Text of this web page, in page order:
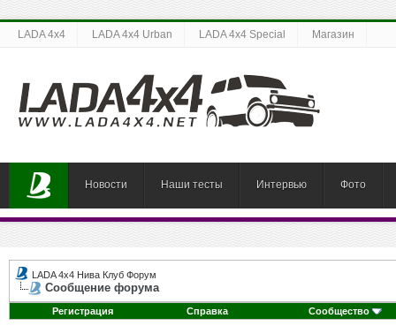
LADA 4x4 LADA 4x4 Urban LADA 4x4 Special Магазин
Новости Наши тесты Интервью Фото
LADA 4x4 Нива Клуб Форум
Сообщение форума
Регистрация Справка Сообщество